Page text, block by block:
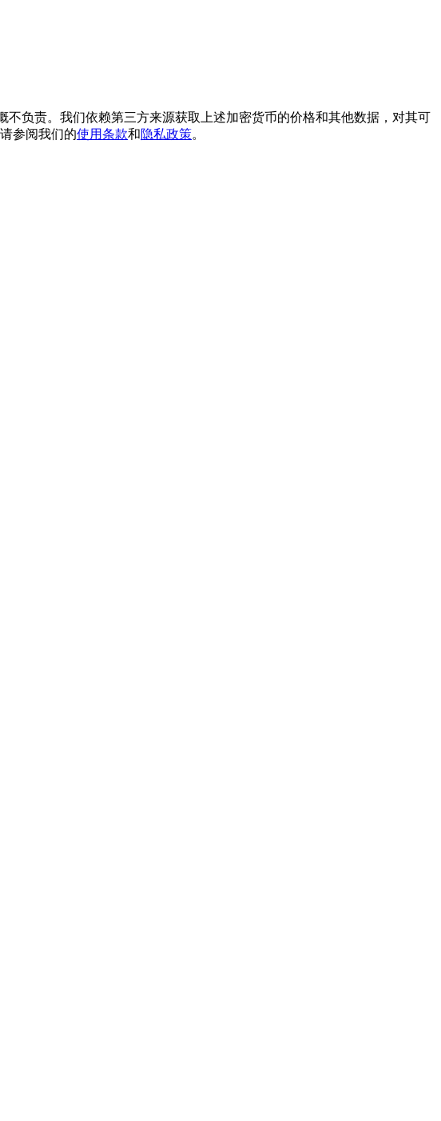
负责。我们依赖第三方来源获取上述加密货币的价格和其他数据，对其可
参阅我们的使用条款和隐私政策。